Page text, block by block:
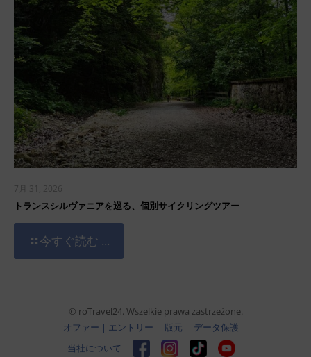
7月 31, 2026
トランスシルヴァニアを巡る、個別サイクリングツアー
今すぐ読む ...
© roTravel24. Wszelkie prawa zastrzeżone.
オファー | エントリー
版元
データ保護
当社について